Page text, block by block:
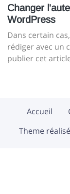
Changer
WordPress
Dans certain
rédiger avec un
publier cet
Accueil
Theme